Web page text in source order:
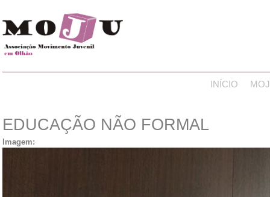
INÍCIO
EDUCAÇÃO NÃO FORMAL
Imagem: